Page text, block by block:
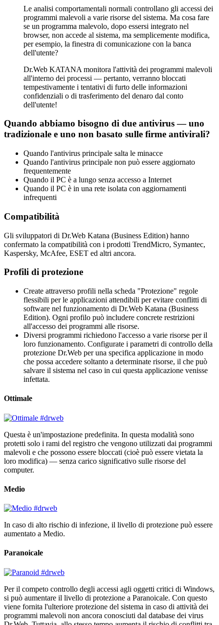
Le analisi comportamentali normali controllano gli accessi dei
programmi malevoli a varie risorse del sistema. Ma cosa fare
se un programma malevolo, dopo essersi integrato nel
browser, non accede al sistema, ma semplicemente modifica,
per esempio, la finestra di comunicazione con la banca
dell'utente?
Dr.Web KATANA monitora l'attività dei programmi malevoli
all'interno dei processi — pertanto, verranno bloccati
tempestivamente i tentativi di furto delle informazioni
confidenziali o di trasferimento del denaro dal conto
dell'utente!
Quando abbiamo bisogno di due antivirus — uno
tradizionale e uno non basato sulle firme antivirali?
Quando l'antivirus principale salta le minacce
Quando l'antivirus principale non può essere aggiornato
frequentemente
Quando il PC è a lungo senza accesso a Internet
Quando il PC è in una rete isolata con aggiornamenti
infrequenti
Compatibilità
Gli sviluppatori di Dr.Web Katana (Business Edition) hanno
confermato la compatibilità con i prodotti TrendMicro, Symantec,
Kaspersky, McAfee, ESET ed altri ancora.
Profili di protezione
Create attraverso profili nella scheda "Protezione" regole
flessibili per le applicazioni attendibili per evitare conflitti di
software nel funzionamento di Dr.Web Katana (Business
Edition). Ogni profilo può includere concrete restrizioni
all'accesso dei programmi alle risorse.
Diversi programmi richiedono l'accesso a varie risorse per il
loro funzionamento. Configurate i parametri di controllo della
protezione Dr.Web per una specifica applicazione in modo
che possa accedere soltanto a determinate risorse, il che può
salvare il sistema nel caso in cui questa applicazione venisse
infettata.
Ottimale
Questa è un'impostazione predefinita. In questa modalità sono
protetti solo i rami del registro che vengono utilizzati dai programmi
malevoli e che possono essere bloccati (cioè può essere vietata la
loro modifica) — senza carico significativo sulle risorse del
computer.
Medio
In caso di alto rischio di infezione, il livello di protezione può essere
aumentato a Medio.
Paranoicale
Per il competo controllo degli accessi agli oggetti critici di Windows,
si può aumentare il livello di protezione a Paranoicale. Con questo
viene fornita l'ulteriore protezione del sistema in caso di attività dei
programmi malevoli non ancora conosciuti dal database dei virus